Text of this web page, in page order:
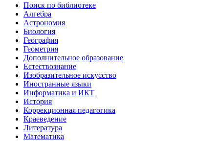
Поиск по библиотеке
Алгебра
Астрономия
Биология
География
Геометрия
Дополнительное образование
Естествознание
Изобразительное искусство
Иностранные языки
Информатика и ИКТ
История
Коррекционная педагогика
Краеведение
Литература
Математика